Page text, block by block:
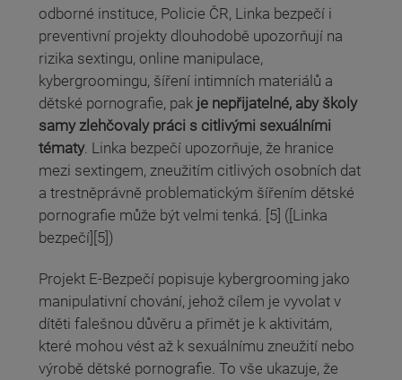
odborné instituce, Policie ČR, Linka bezpečí i
preventivní projekty dlouhodobě upozorňují na
rizika sextingu, online manipulace,
kybergroomingu, šíření intimních materiálů a
dětské pornografie, pak je nepřijatelné, aby školy
samy zlehčovaly práci s citlivými sexuálními
tématy. Linka bezpečí upozorňuje, že hranice
mezi sextingem, zneužitím citlivých osobních dat
a trestněprávně problematickým šířením dětské
pornografie může být velmi tenká. [5] ([Linka
bezpečí][5])
Projekt E-Bezpečí popisuje kybergrooming jako
manipulativní chování, jehož cílem je vyvolat v
dítěti falešnou důvěru a přimět je k aktivitám,
které mohou vést až k sexuálnímu zneužití nebo
výrobě dětské pornografie. To vše ukazuje, že